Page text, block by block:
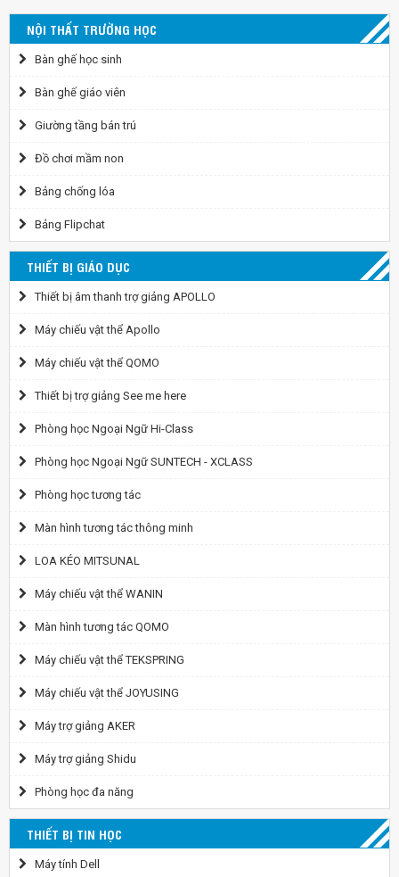
NỘI THẤT TRƯỜNG HỌC
Bàn ghế học sinh
Bàn ghế giáo viên
Giường tầng bán trú
Đồ chơi mầm non
Bảng chống lóa
Bảng Flipchat
THIẾT BỊ GIÁO DỤC
Thiết bị âm thanh trợ giảng APOLLO
Máy chiếu vật thể Apollo
Máy chiếu vật thể QOMO
Thiết bị trợ giảng See me here
Phòng học Ngoại Ngữ Hi-Class
Phòng học Ngoại Ngữ SUNTECH - XCLASS
Phòng học tương tác
Màn hình tương tác thông minh
LOA KÉO MITSUNAL
Máy chiếu vật thể WANIN
Màn hình tương tác QOMO
Máy chiếu vật thể TEKSPRING
Máy chiếu vật thể JOYUSING
Máy trợ giảng AKER
Máy trợ giảng Shidu
Phòng học đa năng
THIẾT BỊ TIN HỌC
Máy tính Dell